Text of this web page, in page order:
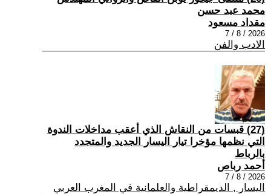
محمد عبد حسن
مقداد مسعود
2026 / 8 / 7
الادب والفن
(27) قبسات من النقاش الذي أعقب مداخلات الندوة
التي نظمها مؤخرا تيار اليسار الجديد والمتجدد
بالرباط
أحمد رباص
2026 / 8 / 7
اليسار , الديمقراطية والعلمانية في المغرب العربي